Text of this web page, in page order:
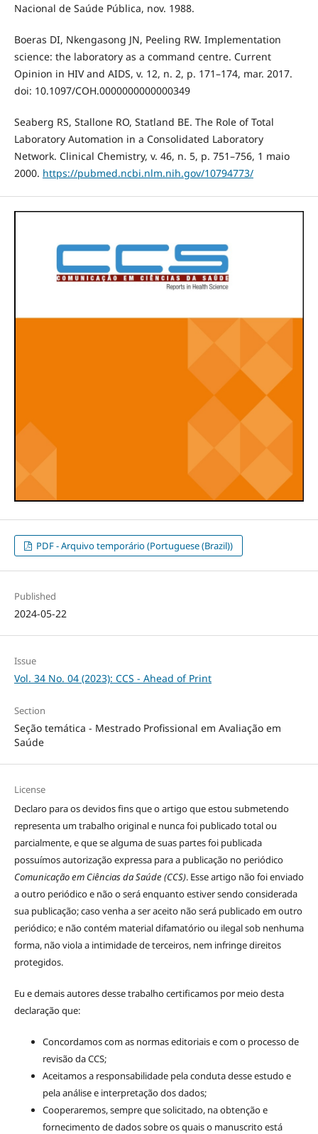
Nacional de Saúde Pública, nov. 1988.
Boeras DI, Nkengasong JN, Peeling RW. Implementation
science: the laboratory as a command centre. Current
Opinion in HIV and AIDS, v. 12, n. 2, p. 171–174, mar. 2017.
doi: 10.1097/COH.0000000000000349
Seaberg RS, Stallone RO, Statland BE. The Role of Total
Laboratory Automation in a Consolidated Laboratory
Network. Clinical Chemistry, v. 46, n. 5, p. 751–756, 1 maio
2000. https://pubmed.ncbi.nlm.nih.gov/10794773/
PDF - Arquivo temporário (Portuguese (Brazil))
Published
2024-05-22
Issue
Vol. 34 No. 04 (2023): CCS - Ahead of Print
Section
Seção temática - Mestrado Profissional em Avaliação em
Saúde
License
Declaro para os devidos fins que o artigo que estou submetendo
representa um trabalho original e nunca foi publicado total ou
parcialmente, e que se alguma de suas partes foi publicada
possuímos autorização expressa para a publicação no periódico
Comunicação em Ciências da Saúde (CCS). Esse artigo não foi enviado
a outro periódico e não o será enquanto estiver sendo considerada
sua publicação; caso venha a ser aceito não será publicado em outro
periódico; e não contém material difamatório ou ilegal sob nenhuma
forma, não viola a intimidade de terceiros, nem infringe direitos
protegidos.
Eu e demais autores desse trabalho certificamos por meio desta
declaração que:
Concordamos com as normas editoriais e com o processo de
revisão da CCS;
Aceitamos a responsabilidade pela conduta desse estudo e
pela análise e interpretação dos dados;
Cooperaremos, sempre que solicitado, na obtenção e
fornecimento de dados sobre os quais o manuscrito está